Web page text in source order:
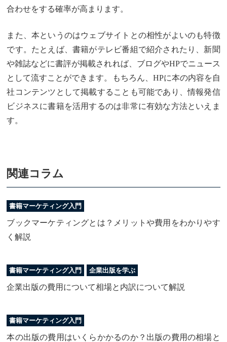
合わせをする確率が高まります。
また、本というのはウェブサイトとの相性がよいのも特徴
です。たとえば、書籍がテレビ番組で紹介されたり、新聞
や雑誌などに書評が掲載されれば、ブログやHPでニュース
として流すことができます。もちろん、HPに本の内容を自
社コンテンツとして掲載することも可能であり、情報発信
ビジネスに書籍を活用するのは非常に有効な方法といえま
す。
関連コラム
書籍マーケティング入門
ブックマーケティングとは？メリットや費用をわかりやす
く解説
書籍マーケティング入門 企業出版を学ぶ
企業出版の費用について相場と内訳について解説
書籍マーケティング入門
本の出版の費用はいくらかかるのか？出版の費用の相場と